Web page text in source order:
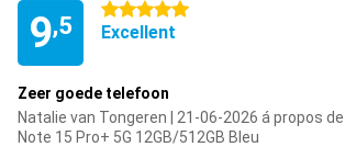
9,5
5 étoiles
Excellent
Zeer goede telefoon
Natalie van Tongeren | 21-06-2026 á propos
Note 15 Pro+ 5G 12GB/512GB Bleu